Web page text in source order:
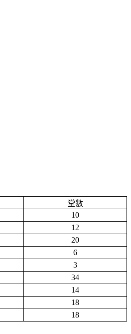
堂數
10
12
20
6
3
34
14
18
18